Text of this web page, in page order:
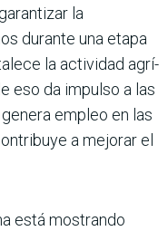
la
durante una etapa
la actividad agrí­
eso da impulso a las
empleo en las
a mejorar el
está mostrando